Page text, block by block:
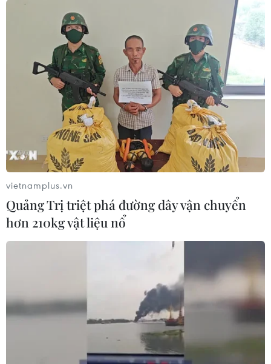
vietnamplus.vn
Quảng Trị triệt phá đường dây vận chuyển
hơn 210kg vật liệu nổ